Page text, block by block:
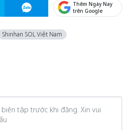
Thêm Ngày Nay
trên Google
Shinhan SOL Việt Nam